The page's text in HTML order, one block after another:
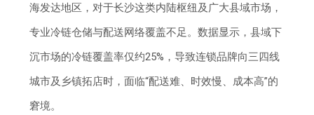
海发达地区，对于长沙这类内陆枢纽及广大县域市场，
专业冷链仓储与配送网络覆盖不足。数据显示，县域下
沉市场的冷链覆盖率仅约25%，导致连锁品牌向三四线
城市及乡镇拓店时，面临“配送难、时效慢、成本高”的
窘境。